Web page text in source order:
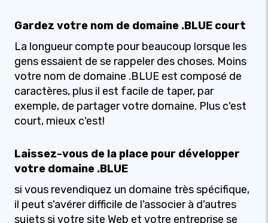
Gardez votre nom de domaine .BLUE court
La longueur compte pour beaucoup lorsque les
gens essaient de se rappeler des choses. Moins
votre nom de domaine .BLUE est composé de
caractères, plus il est facile de taper, par
exemple, de partager votre domaine. Plus c'est
court, mieux c'est!
Laissez-vous de la place pour développer
votre domaine .BLUE
si vous revendiquez un domaine très spécifique,
il peut s'avérer difficile de l'associer à d'autres
sujets si votre site Web et votre entreprise se